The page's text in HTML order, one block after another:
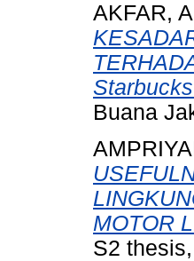
AKFAR,
Buana
MOTOR
S2